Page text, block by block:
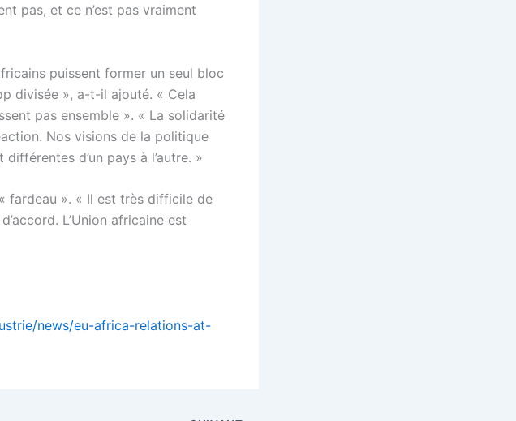
pas, et ce n’est pas vraiment
puissent former un seul bloc
divisée », a-t-il ajouté. « Cela
pas ensemble ». « La solidarité
Nos visions de la politique
d’un pays à l’autre. »
fardeau ». « Il est très difficile de
L’Union africaine est
news/eu-africa-relations-at-